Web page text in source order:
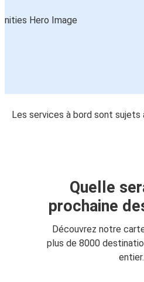
Les services à bord sont sujets
Quelle
prochaine
Découvrez notre
plus de 8000
entier.